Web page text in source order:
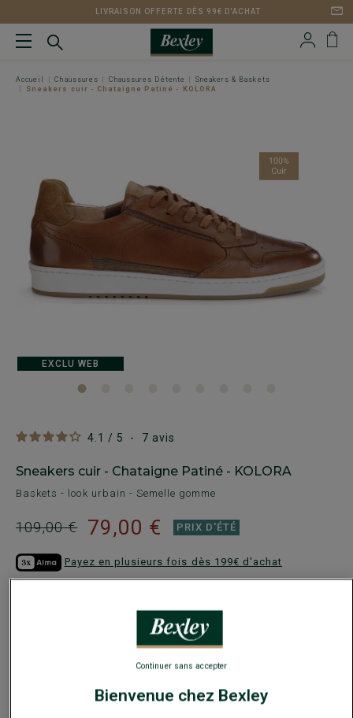
LIVRAISON OFFERTE DÈS 99€ D'ACHAT
Accueil Chaussures Chaussures Détente
Sneakers & Baskets
Sneakers cuir - Chataigne Patiné - KOLORA
4.1 / 5 - 7 avis
Sneakers cuir - Chataigne Patiné - KOLORA
Baskets - look urbain - Semelle gomme
109,00 € 79,00 € PRIX D'ÉTÉ
Payez en plusieurs fois dès 199€ d'achat
EXCLU WEB
Bienvenue chez Bexley
Continuer sans accepter